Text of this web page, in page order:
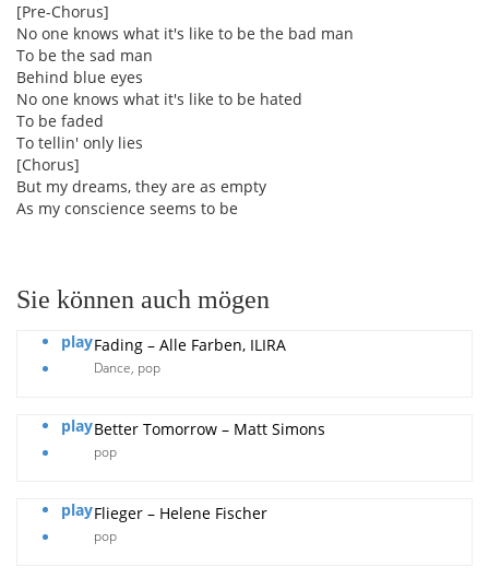
[Pre-Chorus]
No one knows what it's like to be the bad man
To be the sad man
Behind blue eyes
No one knows what it's like to be hated
To be faded
To tellin' only lies
[Chorus]
But my dreams, they are as empty
As my conscience seems to be
Sie können auch mögen
playFading – Alle Farben, ILIRA
Dance, pop
playBetter Tomorrow – Matt Simons
pop
playFlieger – Helene Fischer
pop